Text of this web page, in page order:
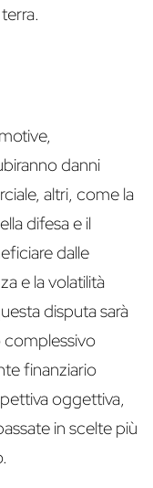
danni
altri, come la
difesa e il
dalle
e la volatilità
disputa sarà
complessivo
finanziario
oggettiva,
in scelte più